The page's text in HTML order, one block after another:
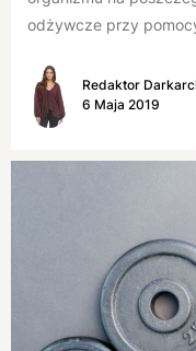
odżywcze przy
Redaktor
6 Maja 2019